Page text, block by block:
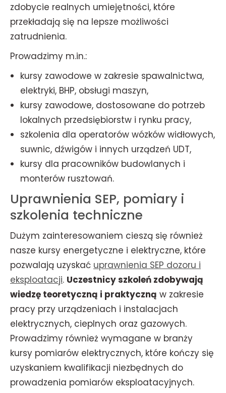
zdobycie realnych umiejętności, które
przekładają się na lepsze możliwości
zatrudnienia.
Prowadzimy m.in.:
kursy zawodowe w zakresie spawalnictwa,
elektryki, BHP, obsługi maszyn,
kursy zawodowe, dostosowane do potrzeb
lokalnych przedsiębiorstw i rynku pracy,
szkolenia dla operatorów wózków widłowych,
suwnic, dźwigów i innych urządzeń UDT,
kursy dla pracowników budowlanych i
monterów rusztowań.
Uprawnienia SEP, pomiary i
szkolenia techniczne
Dużym zainteresowaniem cieszą się również
nasze kursy energetyczne i elektryczne, które
pozwalają uzyskać uprawnienia SEP dozoru i
eksploatacji. Uczestnicy szkoleń zdobywają
wiedzę teoretyczną i praktyczną w zakresie
pracy przy urządzeniach i instalacjach
elektrycznych, cieplnych oraz gazowych.
Prowadzimy również wymagane w branży
kursy pomiarów elektrycznych, które kończy się
uzyskaniem kwalifikacji niezbędnych do
prowadzenia pomiarów eksploatacyjnych.